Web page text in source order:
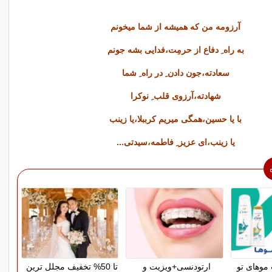
آرزومه من که همیشه از شما میخونم
به راه ِ دفاع از حرمِت،فدایی بشه جونم
سعادته،جون دادن ِ در راه ِ شما
شهادته،آرزوی قلب ِ نوکرا
با یا حسین،همگی میریم کرببلا،یا زینب
یا زینب،ای عزیز ِ فاطمه،سیدتی...
تو ارتودنسی+ویزیت و تا 50% تخفیف مجلل ترین